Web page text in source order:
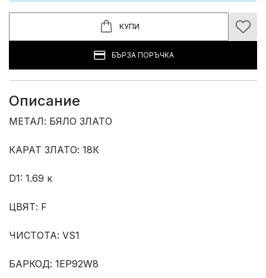
КУПИ
БЪРЗА ПОРЪЧКА
Описание
МЕТАЛ: БЯЛО ЗЛАТО
КАРАТ ЗЛАТО: 18К
D1: 1.69 к
ЦВЯТ: F
ЧИСТОТА: VS1
БАРКОД: 1EP92W8